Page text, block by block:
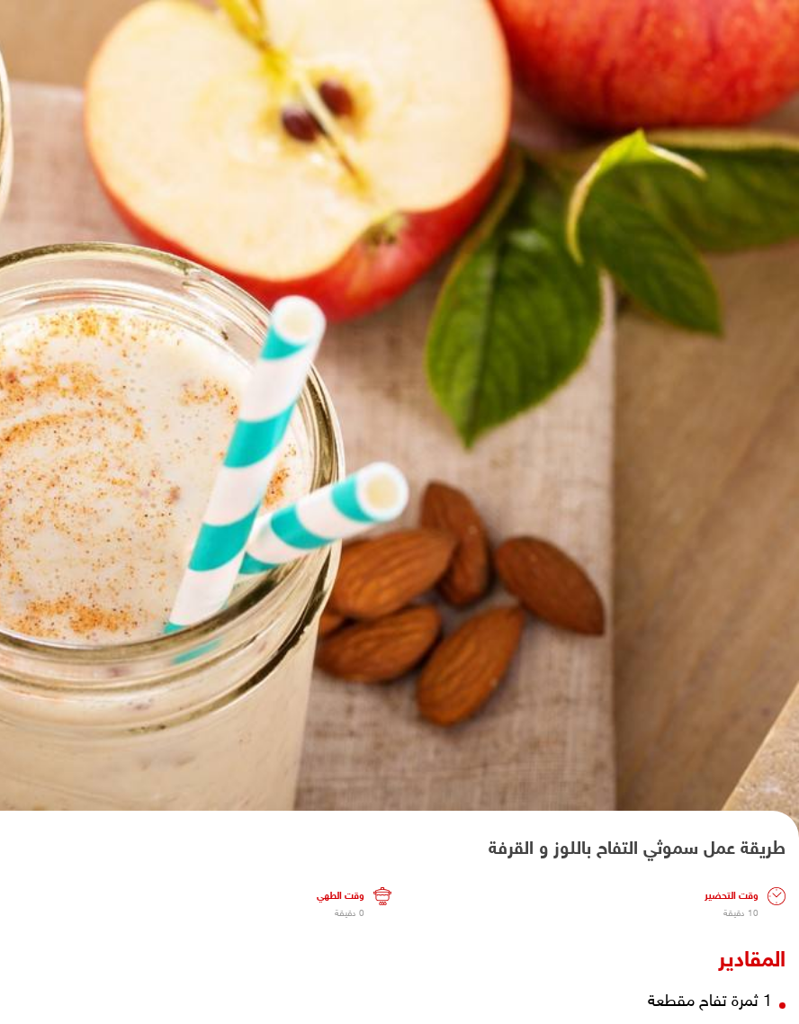
طريقة عمل سموثي التفاح باللوز و القرفة
وقت التحضير
10 دقيقة
وقت الطهي
0 دقيقة
المقادير
1 ثمرة تفاح مقطعة